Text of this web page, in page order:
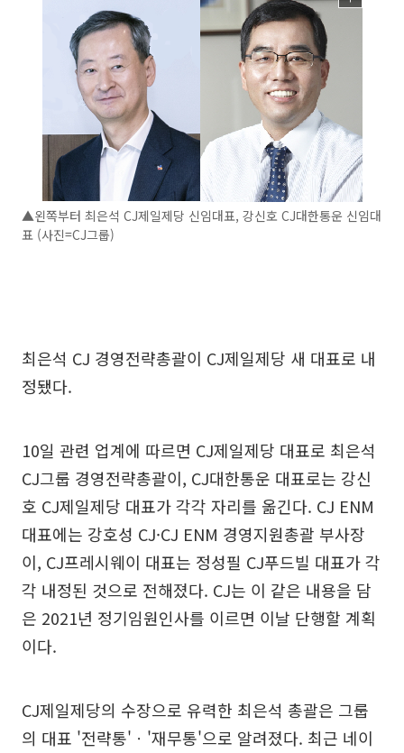
▲왼쪽부터 최은석 CJ제일제당 신임대표, 강신호 CJ대한통운 신임대
표 (사진=CJ그룹)
최은석 CJ 경영전략총괄이 CJ제일제당 새 대표로 내
정됐다.
10일 관련 업계에 따르면 CJ제일제당 대표로 최은석
CJ그룹 경영전략총괄이, CJ대한통운 대표로는 강신
호 CJ제일제당 대표가 각각 자리를 옮긴다. CJ ENM
대표에는 강호성 CJ·CJ ENM 경영지원총괄 부사장
이, CJ프레시웨이 대표는 정성필 CJ푸드빌 대표가 각
각 내정된 것으로 전해졌다. CJ는 이 같은 내용을 담
은 2021년 정기임원인사를 이르면 이날 단행할 계획
이다.
CJ제일제당의 수장으로 유력한 최은석 총괄은 그룹
의 대표 '전략통'ㆍ'재무통'으로 알려졌다. 최근 네이